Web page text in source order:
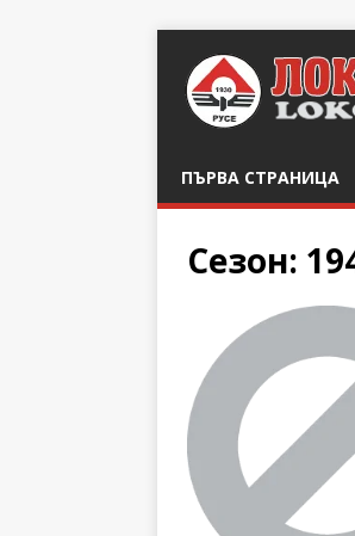
ПЪРВА СТРАНИЦА
Сезон: